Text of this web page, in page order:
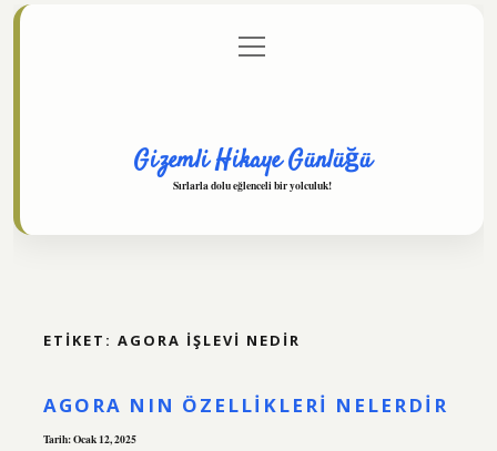
Gizlilik Politikası
menüyü
aç
Gizemli Hikaye Günlüğü
Sırlarla dolu eğlenceli bir yolculuk!
ETIKET: AGORA IŞLEVI NEDIR
AGORA NIN ÖZELLIKLERI NELERDIR
Tarih: Ocak 12, 2025